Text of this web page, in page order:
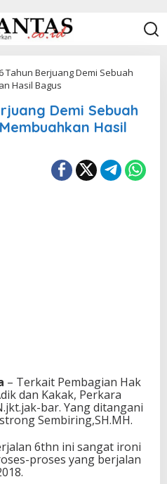
Tahun Berjuang Demi Sebuah
Hasil Bagus
Demi Sebuah
Hasil
– Terkait Pembagian Hak
dan Kakak, Perkara
bar. Yang ditangani
Sembiring,SH.MH.
6thn ini sangat ironi
proses yang berjalan